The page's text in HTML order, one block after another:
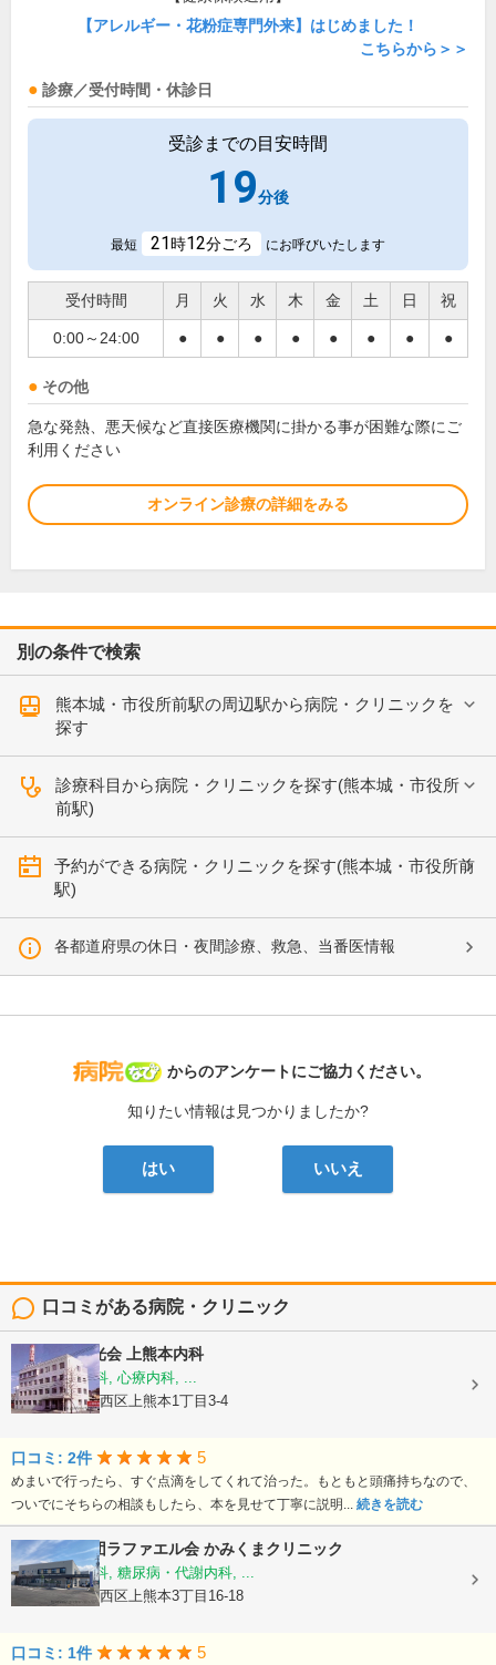
【アレルギー・花粉症専門外来】はじめました！
こちらから＞＞
診療／受付時間・休診日
受診までの目安時間
19分後
最短 21時12分ごろ にお呼びいたします
受付時間 月 火 水 木 金 土 日 祝
0:00～24:00 ● ● ● ● ● ● ● ●
その他
急な発熱、悪天候など直接医療機関に掛かる事が困難な際にご
利用ください
オンライン診療の詳細をみる
別の条件で検索
熊本城・市役所前駅の周辺駅から病院・クリニックを
探す
診療科目から病院・クリニックを探す(熊本城・市役所
前駅)
予約ができる病院・クリニックを探す(熊本城・市役所前
駅)
各都道府県の休日・夜間診療、救急、当番医情報
病院なび
からのアンケートにご協力ください。
知りたい情報は見つかりましたか?
はい いいえ
口コミがある病院・クリニック
医療法人陽光会 上熊本内科
内科, 神経内科, 心療内科, ...
熊本県熊本市西区上熊本1丁目3-4
口コミ: 2件 5
めまいで行ったら、すぐ点滴をしてくれて治った。もともと頭痛持ちなので、
ついでにそちらの相談もしたら、本を見せて丁寧に説明... 続きを読む
医療法人社団ラファエル会 かみくまクリニック
整形外科, 内科, 糖尿病・代謝内科, ...
熊本県熊本市西区上熊本3丁目16-18
口コミ: 1件 5